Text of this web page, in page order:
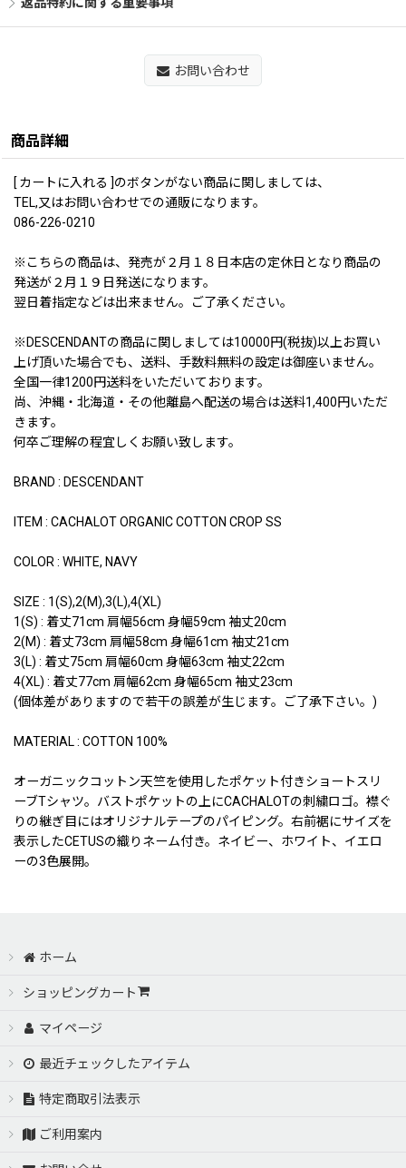
お問い合わせ
商品詳細
[ カートに入れる ]のボタンがない商品に関しましては、
TEL,又はお問い合わせでの通販になります。
086-226-0210
※こちらの商品は、発売が２月１８日本店の定休日となり商品の
発送が２月１９日発送になります。
翌日着指定などは出来ません。ご了承ください。
※DESCENDANTの商品に関しましては10000円(税抜)以上お買い
上げ頂いた場合でも、送料、手数料無料の設定は御座いません。
全国一律1200円送料をいただいております。
尚、沖縄・北海道・その他離島へ配送の場合は送料1,400円いただ
きます。
何卒ご理解の程宜しくお願い致します。
BRAND : DESCENDANT
ITEM : CACHALOT ORGANIC COTTON CROP SS
COLOR : WHITE, NAVY
SIZE : 1(S),2(M),3(L),4(XL)
1(S) : 着丈71cm 肩幅56cm 身幅59cm 袖丈20cm
2(M) : 着丈73cm 肩幅58cm 身幅61cm 袖丈21cm
3(L) : 着丈75cm 肩幅60cm 身幅63cm 袖丈22cm
4(XL) : 着丈77cm 肩幅62cm 身幅65cm 袖丈23cm
(個体差がありますので若干の誤差が生じます。ご了承下さい。)
MATERIAL : COTTON 100%
オーガニックコットン天竺を使用したポケット付きショートスリ
ーブTシャツ。バストポケットの上にCACHALOTの刺繍ロゴ。襟ぐ
りの継ぎ目にはオリジナルテープのパイピング。右前裾にサイズを
表示したCETUSの織りネーム付き。ネイビー、ホワイト、イエロ
ーの3色展開。
ホーム
ショッピングカート
マイページ
最近チェックしたアイテム
特定商取引法表示
ご利用案内